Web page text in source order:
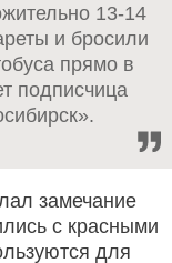
13-14
и бросили
прямо в
подписчица
замечание
с красными
для